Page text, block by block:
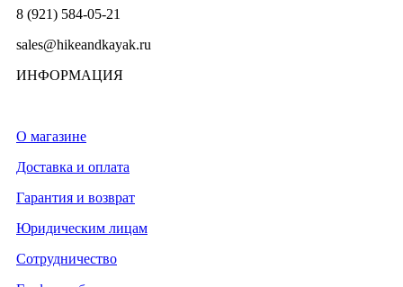
8 (921) 584-05-21
sales@hikeandkayak.ru
ИНФОРМАЦИЯ
О магазине
Доставка и оплата
Гарантия и возврат
Юридическим лицам
Сотрудничество